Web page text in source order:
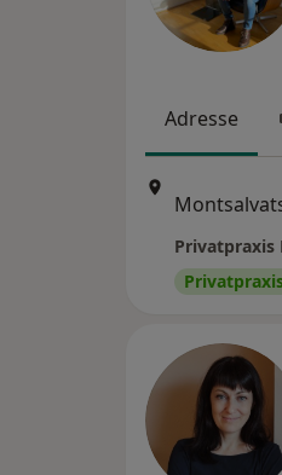
Adresse
Privatpraxis